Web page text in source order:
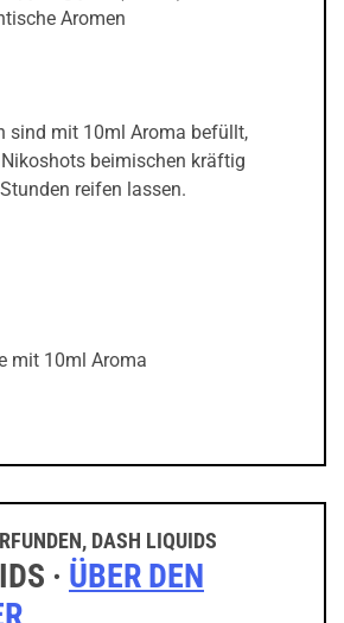
Aromen
sind mit 10ml Aroma befüllt,
beimischen kräftig
reifen lassen.
mit 10ml Aroma
DASH LIQUIDS
· ÜBER DEN